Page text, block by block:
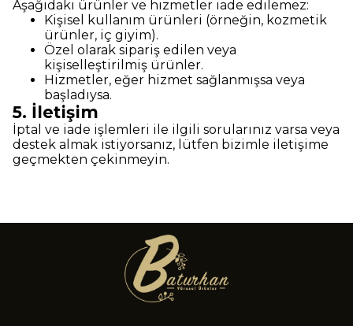
Aşağıdaki ürünler ve hizmetler iade edilemez:
Kişisel kullanım ürünleri (örneğin, kozmetik
ürünler, iç giyim).
Özel olarak sipariş edilen veya
kişiselleştirilmiş ürünler.
Hizmetler, eğer hizmet sağlanmışsa veya
başladıysa.
5. İletişim
İptal ve iade işlemleri ile ilgili sorularınız varsa veya
destek almak istiyorsanız, lütfen bizimle iletişime
geçmekten çekinmeyin.